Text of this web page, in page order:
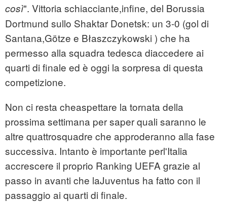
così". Vittoria schiacciante,infine, del Borussia
Dortmund sullo Shaktar Donetsk: un 3-0 (gol di
Santana,Götze e Błaszczykowski ) che ha
permesso alla squadra tedesca diaccedere ai
quarti di finale ed è oggi la sorpresa di questa
competizione.
Non ci resta cheaspettare la tornata della
prossima settimana per saper quali saranno le
altre quattrosquadre che approderanno alla fase
successiva. Intanto è importante perl'Italia
accrescere il proprio Ranking UEFA grazie al
passo in avanti che laJuventus ha fatto con il
passaggio ai quarti di finale.